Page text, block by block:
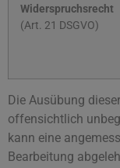
Widerspruchsrecht
(Art. 21 DSGVO)
Die Ausübung
offensichtlich
kann eine
Bearbeitung